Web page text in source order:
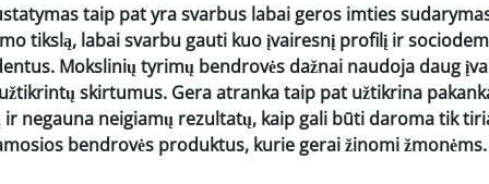
taip pat yra svarbus labai geros imties
tikslą, labai svarbu gauti kuo įvairesnį profilį ir
Mokslinių tyrimų bendrovės dažnai naudoja daug
skirtumus. Gera atranka taip pat užtikrina
ir negauna neigiamų rezultatų, kaip gali būti daroma tik
bendrovės produktus, kurie gerai žinomi žmonėms.